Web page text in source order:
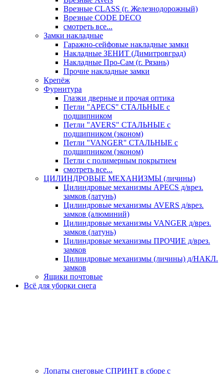
Врезные CLASS (г. Железнодорожный)
Врезные CODE DECO
смотреть все...
Замки накладные
Гаражно-сейфовые накладные замки
Накладные ЗЕНИТ (Димитровград)
Накладные Про-Сам (г. Рязань)
Прочие накладные замки
Крепёж
Фурнитура
Глазки дверные и прочая оптика
Петли "APECS" СТАЛЬНЫЕ с
подшипником
Петли "AVERS" СТАЛЬНЫЕ с
подшипником (эконом)
Петли "VANGER" СТАЛЬНЫЕ с
подшипником (эконом)
Петли с полимерным покрытием
смотреть все...
ЦИЛИНДРОВЫЕ МЕХАНИЗМЫ (личины)
Цилиндровые механизмы APECS д/врез.
замков (латунь)
Цилиндровые механизмы AVERS д/врез.
замков (алюминий)
Цилиндровые механизмы VANGER д/врез.
замков (латунь)
Цилиндровые механизмы ПРОЧИЕ д/врез.
замков
Цилиндровые механизмы (личины) д/НАКЛ.
замков
Ящики почтовые
Всё для уборки снега
Лопаты снеговые СПРИНТ в сборе с